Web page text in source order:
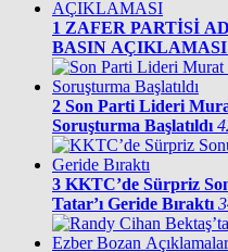
1 ZAFER PARTİSİ
BASIN AÇIKLAMASI
2 Son Parti Lideri
Soruşturma Başlatıldı
3 KKTC’de Sürpriz
Tatar’ı Geride Bıraktı